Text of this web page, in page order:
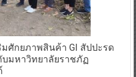
ศักยภาพสินค้า GI สัปปะรด
มหาวิทยาลัยราชภัฏ